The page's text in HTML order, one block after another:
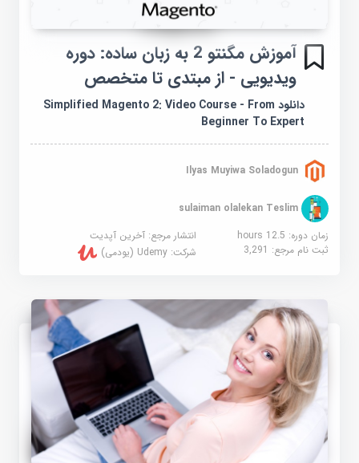
آموزش مگنتو 2 به زبان ساده: دوره
ویدیویی - از مبتدی تا متخصص
دانلود Simplified Magento 2: Video Course - From
Beginner To Expert
Ilyas Muyiwa Soladogun
sulaiman olalekan Teslim
زمان دوره: 12.5 hours
انتشار مرجع:آخرین آپدیت
ثبت نام مرجع:3,291 شرکت:Udemy (یودمی)